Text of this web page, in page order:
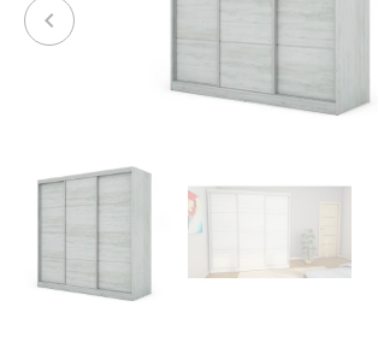
Poprzedni
keyboard_arrow_left